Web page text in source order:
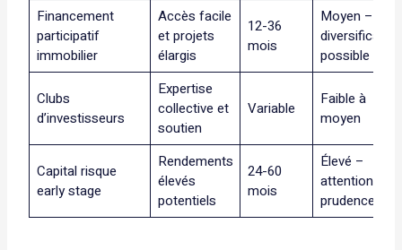
Financement
participatif
immobilier
Accès facile
et projets
élargis
12-36
mois
Moyen –
diversification
possible
Clubs
d’investisseurs
Expertise
collective et
soutien
Variable
Faible à
moyen
Capital risque
early stage
Rendements
élevés
potentiels
24-60
mois
Élevé –
attention à la
prudence